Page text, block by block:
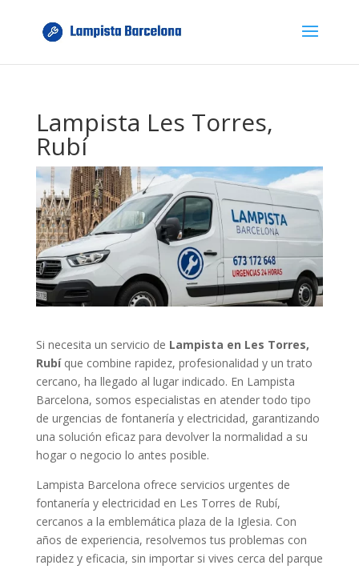
Lampista Les Torres,
Rubí
Si necesita un servicio de Lampista en Les Torres,
Rubíque combine rapidez, profesionalidad y un trato
cercano, ha llegado al lugar indicado. En Lampista
Barcelona, somos especialistas en atender todo tipo
de urgencias de fontanería y electricidad, garantizando
una solución eficaz para devolver la normalidad a su
hogar o negocio lo antes posible.
Lampista Barcelona ofrece servicios urgentes de
fontanería y electricidad en Les Torres de Rubí,
cercanos a la emblemática plaza de la Iglesia. Con
años de experiencia, resolvemos tus problemas con
rapidez y eficacia, sin importar si vives cerca del parque